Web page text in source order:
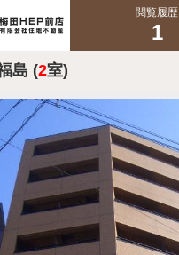
閲覧履歴
1
島 (2室)